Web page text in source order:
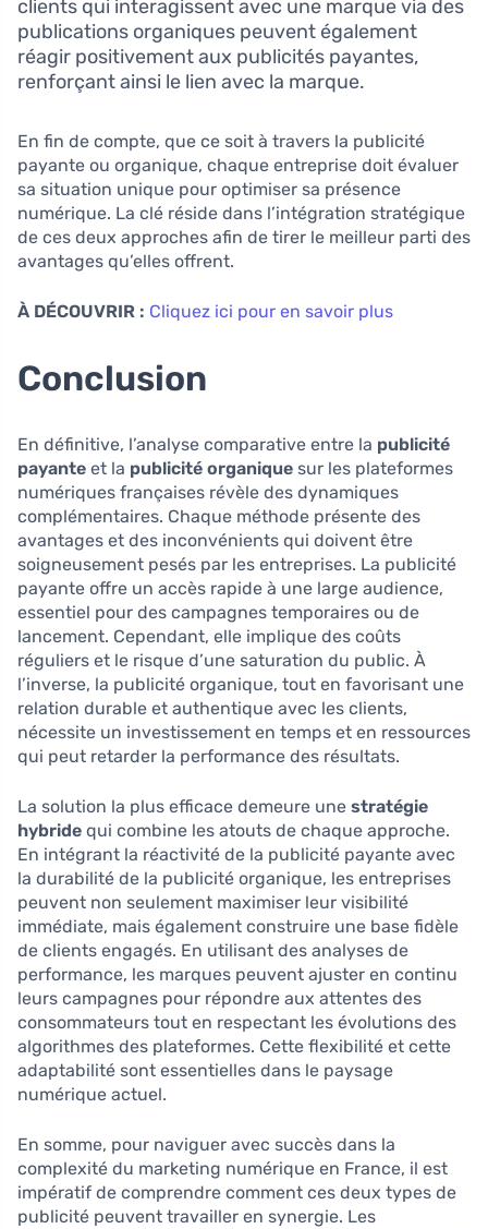
clients qui interagissent avec une marque via des
publications organiques peuvent également
réagir positivement aux publicités payantes,
renforçant ainsi le lien avec la marque.
En fin de compte, que ce soit à travers la publicité
payante ou organique, chaque entreprise doit évaluer
sa situation unique pour optimiser sa présence
numérique. La clé réside dans l’intégration stratégique
de ces deux approches afin de tirer le meilleur parti des
avantages qu’elles offrent.
À DÉCOUVRIR : Cliquez ici pour en savoir plus
Conclusion
En définitive, l’analyse comparative entre la publicité
payante et la publicité organique sur les plateformes
numériques françaises révèle des dynamiques
complémentaires. Chaque méthode présente des
avantages et des inconvénients qui doivent être
soigneusement pesés par les entreprises. La publicité
payante offre un accès rapide à une large audience,
essentiel pour des campagnes temporaires ou de
lancement. Cependant, elle implique des coûts
réguliers et le risque d’une saturation du public. À
l’inverse, la publicité organique, tout en favorisant une
relation durable et authentique avec les clients,
nécessite un investissement en temps et en ressources
qui peut retarder la performance des résultats.
La solution la plus efficace demeure une stratégie
hybride qui combine les atouts de chaque approche.
En intégrant la réactivité de la publicité payante avec
la durabilité de la publicité organique, les entreprises
peuvent non seulement maximiser leur visibilité
immédiate, mais également construire une base fidèle
de clients engagés. En utilisant des analyses de
performance, les marques peuvent ajuster en continu
leurs campagnes pour répondre aux attentes des
consommateurs tout en respectant les évolutions des
algorithmes des plateformes. Cette flexibilité et cette
adaptabilité sont essentielles dans le paysage
numérique actuel.
En somme, pour naviguer avec succès dans la
complexité du marketing numérique en France, il est
impératif de comprendre comment ces deux types de
publicité peuvent travailler en synergie. Les